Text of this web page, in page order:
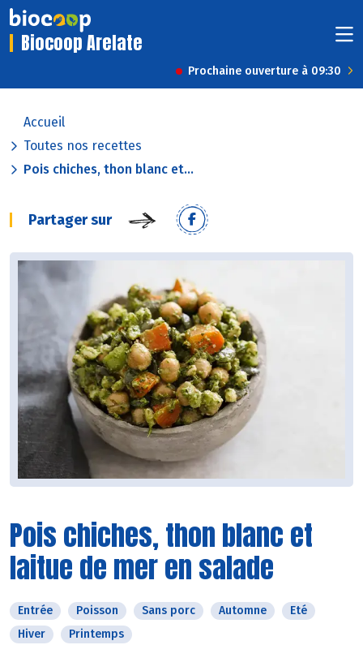
Biocoop Arelate
Prochaine ouverture à 09:30
Accueil
Toutes nos recettes
Pois chiches, thon blanc et...
Partager sur
Pois chiches, thon blanc et
laitue de mer en salade
Entrée Poisson Sans porc Automne
Eté
Hiver
Printemps